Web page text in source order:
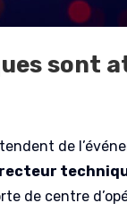
sont
de
de centre